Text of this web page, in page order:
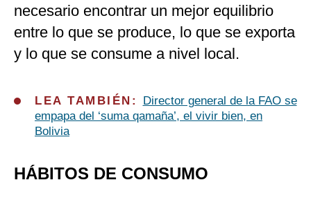
necesario encontrar un mejor equilibrio
entre lo que se produce, lo que se exporta
y lo que se consume a nivel local.
LEA TAMBIÉN:
Director general de la FAO se
empapa del ‘suma qamaña’, el vivir bien, en
Bolivia
HÁBITOS DE CONSUMO